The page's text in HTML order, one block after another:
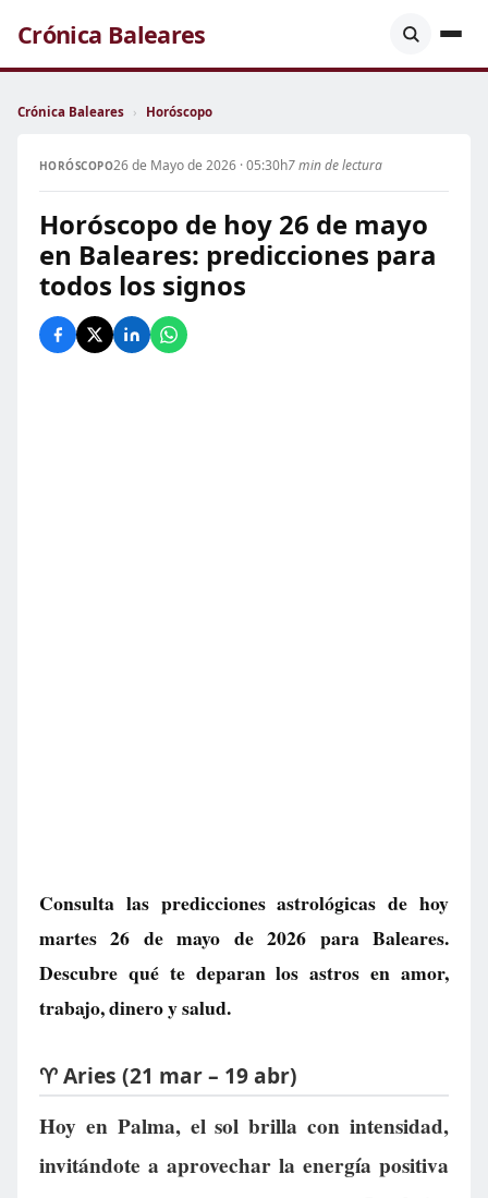
Crónica Baleares
Crónica Baleares › Horóscopo
HORÓSCOPO26 de Mayo de 2026 · 05:30h7 min de lectura
Horóscopo de hoy 26 de mayo
en Baleares: predicciones para
todos los signos
Consulta las predicciones astrológicas de hoy
martes 26 de mayo de 2026 para Baleares.
Descubre qué te deparan los astros en amor,
trabajo, dinero y salud.
♈ Aries (21 mar – 19 abr)
Hoy en Palma, el sol brilla con intensidad,
invitándote a aprovechar la energía positiva